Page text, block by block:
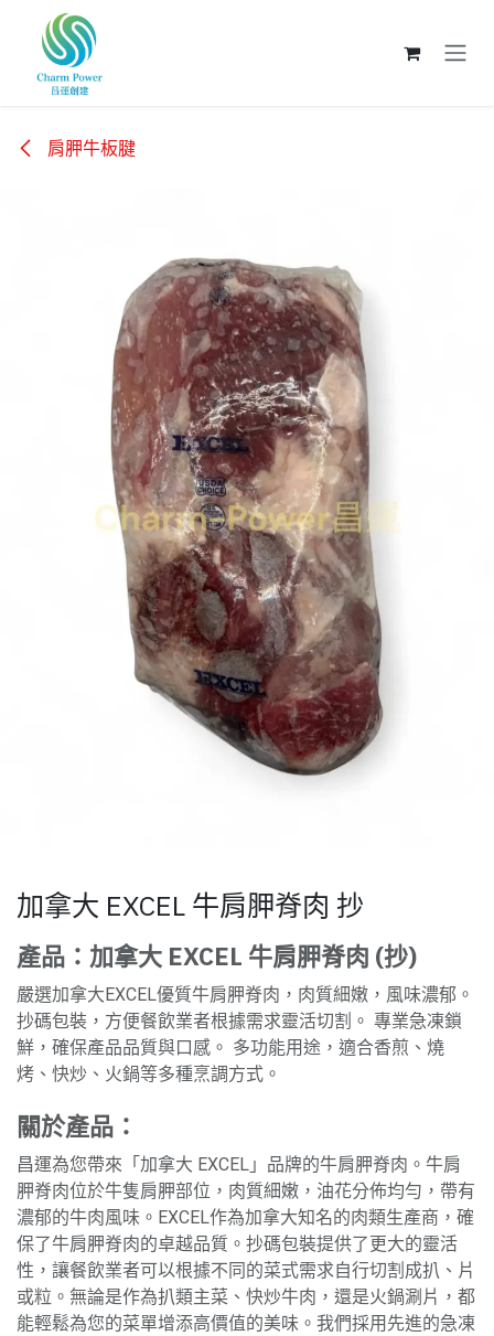
跳至內容
肩胛牛板腱
加拿大 EXCEL 牛肩胛脊肉 抄
產品：加拿大 EXCEL 牛肩胛脊肉 (抄)
嚴選加拿大EXCEL優質牛肩胛脊肉，肉質細嫩，風味濃郁。
抄碼包裝，方便餐飲業者根據需求靈活切割。 專業急凍鎖
鮮，確保產品品質與口感。 多功能用途，適合香煎、燒
烤、快炒、火鍋等多種烹調方式。
關於產品：
昌運為您帶來「加拿大 EXCEL」品牌的牛肩胛脊肉。牛肩
胛脊肉位於牛隻肩胛部位，肉質細嫩，油花分佈均勻，帶有
濃郁的牛肉風味。EXCEL作為加拿大知名的肉類生產商，確
保了牛肩胛脊肉的卓越品質。抄碼包裝提供了更大的靈活
性，讓餐飲業者可以根據不同的菜式需求自行切割成扒、片
或粒。無論是作為扒類主菜、快炒牛肉，還是火鍋涮片，都
能輕鬆為您的菜單增添高價值的美味。我們採用先進的急凍